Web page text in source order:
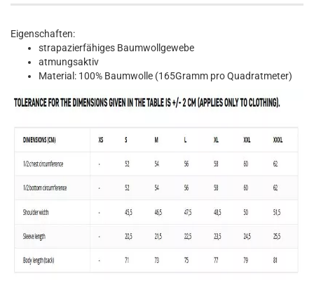
Eigenschaften:
strapazierfähiges Baumwollgewebe
atmungsaktiv
Material: 100% Baumwolle (165Gramm pro Quadratmeter)